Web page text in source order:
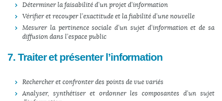
Déterminer la faisabilité d’un projet d’information
Vérifier et recouper l’exactitude et la fiabilité d’une nouvelle
Mesurer la pertinence sociale d’un sujet d’information et de sa
diffusion dans l’espace public
7. Traiter et présenter l’information
Rechercher et confronter des points de vue variés
Analyser, synthétiser et ordonner les composantes d’un sujet